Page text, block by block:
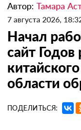
Автор: Тамара
7 августа 2026,
Начал
сайт Годов
области
ПОДЕЛИТЬСЯ: